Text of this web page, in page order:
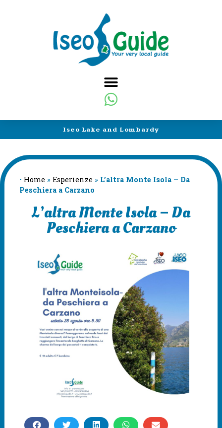
Iseo Lake and Lombardy
• Home » Esperienze » L’altra Monte Isola – Da
Peschiera a Carzano
L’altra Monte Isola – Da
Peschiera a Carzano